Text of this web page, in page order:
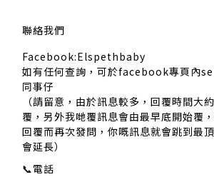
聯絡我們
Facebook:Elspethbaby
如有任何查詢，可於facebook專頁內
同事仔
（請留意，由於訊息較多，回覆時間大
覆，另外我哋覆訊息會由最早底開始覆
回覆而再次發問，你嘅訊息就會跳到最
會延長）
📞電話